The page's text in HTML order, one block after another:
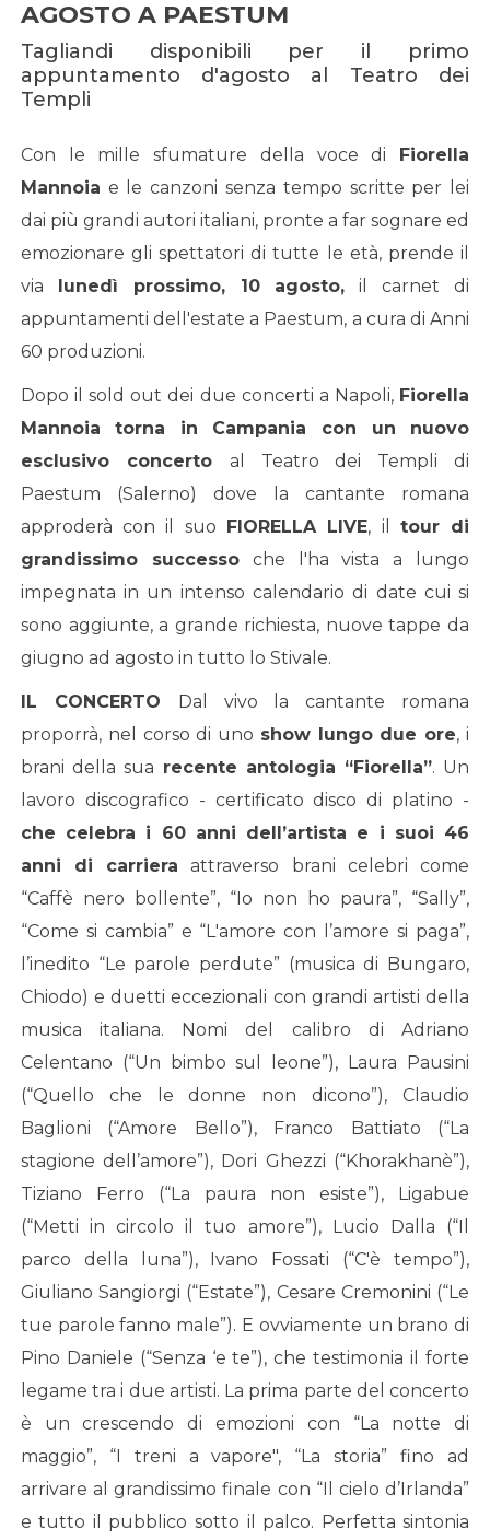
AGOSTO A PAESTUM
Tagliandi disponibili per il primo
appuntamento d'agosto al Teatro dei
Templi
Con le mille sfumature della voce di Fiorella
Mannoia e le canzoni senza tempo scritte per lei
dai più grandi autori italiani, pronte a far sognare ed
emozionare gli spettatori di tutte le età, prende il
via lunedì prossimo, 10 agosto, il carnet di
appuntamenti dell'estate a Paestum, a cura di Anni
60 produzioni.
Dopo il sold out dei due concerti a Napoli, Fiorella
Mannoia torna in Campania con un nuovo
esclusivo concerto al Teatro dei Templi di
Paestum (Salerno) dove la cantante romana
approderà con il suo FIORELLA LIVE, il tour di
grandissimo successoche l'ha vista a lungo
impegnata in un intenso calendario di date cui si
sono aggiunte, a grande richiesta, nuove tappe da
giugno ad agosto in tutto lo Stivale.
IL CONCERTO Dal vivo la cantante romana
proporrà, nel corso di uno show lungo due ore, i
brani della sua recente antologia “Fiorella”. Un
lavoro discografico - certificato disco di platino -
che celebra i 60 anni dell’artista e i suoi 46
anni di carriera attraverso brani celebri come
“Caffè nero bollente”, “Io non ho paura”, “Sally”,
“Come si cambia” e “L'amore con l’amore si paga”,
l’inedito “Le parole perdute” (musica di Bungaro,
Chiodo) e duetti eccezionali con grandi artisti della
musica italiana. Nomi del calibro di Adriano
Celentano (“Un bimbo sul leone”), Laura Pausini
(“Quello che le donne non dicono”), Claudio
Baglioni (“Amore Bello”), Franco Battiato (“La
stagione dell’amore”), Dori Ghezzi (“Khorakhanè”),
Tiziano Ferro (“La paura non esiste”), Ligabue
(“Metti in circolo il tuo amore”), Lucio Dalla (“Il
parco della luna”), Ivano Fossati (“C'è tempo”),
Giuliano Sangiorgi (“Estate”), Cesare Cremonini (“Le
tue parole fanno male”). E ovviamente un brano di
Pino Daniele (“Senza ‘e te”), che testimonia il forte
legame tra i due artisti. La prima parte del concerto
è un crescendo di emozioni con “La notte di
maggio”, “I treni a vapore", “La storia” fino ad
arrivare al grandissimo finale con “Il cielo d’Irlanda”
e tutto il pubblico sotto il palco. Perfetta sintonia